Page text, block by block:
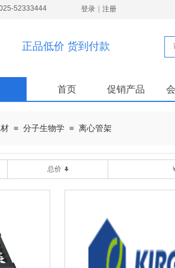
登录 注册
52333444
正品低价 货到付款
首页 促销产品
≡ 分子生物学 ≡ 离心管架
总价